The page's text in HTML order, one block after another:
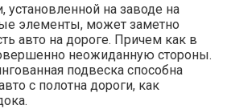
на заводе на
элементы, может заметно
авто на дороге. Причем как в
неожиданную стороны.
подвеска способна
с полотна дороги, как